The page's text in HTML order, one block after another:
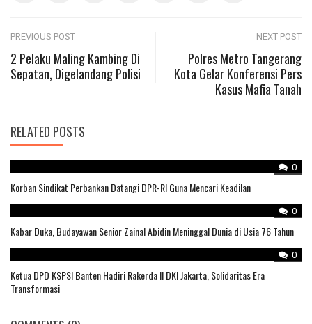
Post
navigation
PREVIOUS POST
2 Pelaku Maling Kambing Di
Sepatan, Digelandang Polisi
NEXT POST
Polres Metro Tangerang
Kota Gelar Konferensi Pers
Kasus Mafia Tanah
RELATED POSTS
0
Korban Sindikat Perbankan Datangi DPR-RI Guna Mencari Keadilan
0
Kabar Duka, Budayawan Senior Zainal Abidin Meninggal Dunia di Usia 76 Tahun
0
Ketua DPD KSPSI Banten Hadiri Rakerda II DKI Jakarta, Solidaritas Era
Transformasi